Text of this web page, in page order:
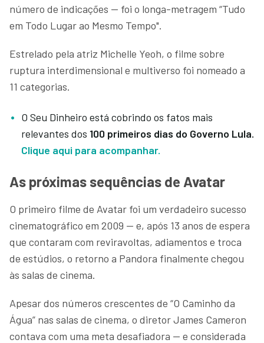
número de indicações — foi o longa-metragem “Tudo
em Todo Lugar ao Mesmo Tempo".
Estrelado pela atriz Michelle Yeoh, o filme sobre
ruptura interdimensional e multiverso foi nomeado a
11 categorias.
O Seu Dinheiro está cobrindo os fatos mais
relevantes dos 100 primeiros dias do Governo Lula.
Clique aqui para acompanhar.
As próximas sequências de Avatar
O primeiro filme de Avatar foi um verdadeiro sucesso
cinematográfico em 2009 — e, após 13 anos de espera
que contaram com reviravoltas, adiamentos e troca
de estúdios, o retorno a Pandora finalmente chegou
às salas de cinema.
Apesar dos números crescentes de “O Caminho da
Água” nas salas de cinema, o diretor James Cameron
contava com uma meta desafiadora — e considerada